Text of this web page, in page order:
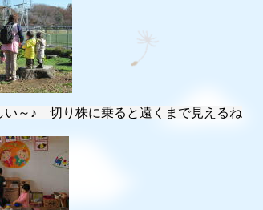
い～♪ 切り株に乗ると遠くまで見えるね